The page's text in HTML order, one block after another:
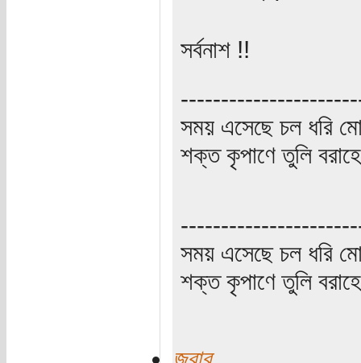
সর্বনাশ !!
সময় এসেছে চল ধরি
শক্ত কৃপাণে তুলি
সময় এসেছে চল ধরি
শক্ত কৃপাণে তুলি